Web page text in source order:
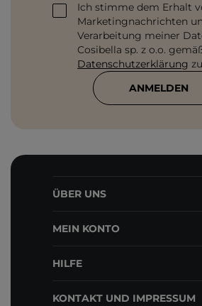
Ich stimme dem Erhalt
Marketingnachrichten
Verarbeitung meiner
Cosibella sp. z o.o.
Datenschutzerklärung
ANMELDEN
ÜBER UNS
MEIN KONTO
HILFE
KONTAKT UND IMPRESSUM